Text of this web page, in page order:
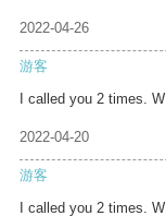
2022-04-26
游客
I called you 2 times. W
2022-04-20
游客
I called you 2 times. W